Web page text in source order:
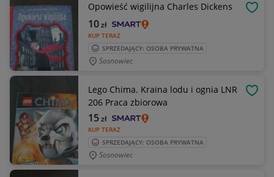
Opowieść wigilijna Charles Dickens
KUP TERAZ
10zł
SPRZEDAJĄCY: OSOBA PRYWATNA
Sosnowiec
Lego Chima. Kraina lodu i ognia LNR
206 Praca zbiorowa
KUP TERAZ
15zł
SPRZEDAJĄCY: OSOBA PRYWATNA
Sosnowiec